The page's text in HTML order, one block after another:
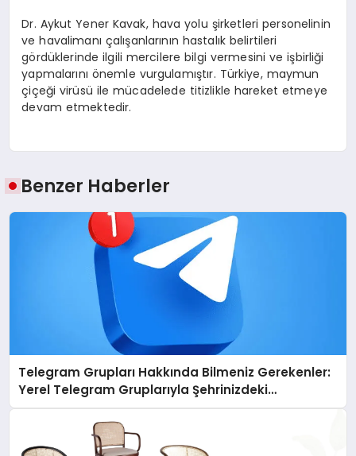
Dr. Aykut Yener Kavak, hava yolu şirketleri personelinin
ve havalimanı çalışanlarının hastalık belirtileri
gördüklerinde ilgili mercilere bilgi vermesini ve işbirliği
yapmalarını önemle vurgulamıştır. Türkiye, maymun
çiçeği virüsü ile mücadelede titizlikle hareket etmeye
devam etmektedir.
Benzer Haberler
Telegram Grupları Hakkında Bilmeniz Gerekenler:
Yerel Telegram Gruplarıyla Şehrinizdeki
Topluluklara Ulaşın